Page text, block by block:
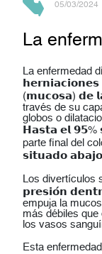
05/03/2024
La
La enfermedad
(𝗺𝘂𝗰𝗼𝘀𝗮) 𝗱𝗲
través de su
globos o
𝗛𝗮𝘀𝘁𝗮 𝗲𝗹 𝟵𝟱%
parte final del
𝘀𝗶𝘁𝘂𝗮𝗱𝗼
Los
𝗽𝗿𝗲𝘀𝗶𝗼́𝗻
empuja la
más débiles que
los vasos
Esta